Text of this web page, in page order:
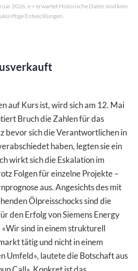
2026, e = erwartet Historische Daten sind kein
Entwicklungen.
auf Kurs ist, wird sich am 12. Mai
Bruch die Zahlen für das
bevor sich die Verantwortlichen in
haben, legten sie ein
wirkt sich die Eskalation im
Folgen für einzelne Projekte –
aus. Angesichts des mit
Ölpreisschocks sind die
den Erfolg von Siemens Energy
sind in einem strukturell
tätig und nicht in einem
Umfeld», lautete die Botschaft aus